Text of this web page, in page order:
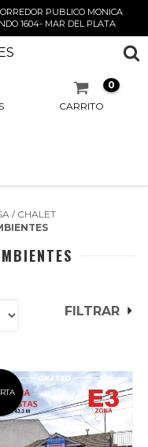
PUBLICO MONICA
1604- MAR DEL PLATA
CARRITO
0
/ CHALET
FILTRAR